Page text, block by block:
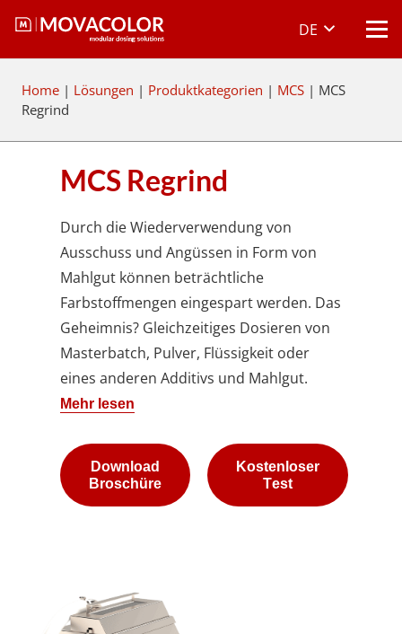
DE
Home | Lösungen | Produktkategorien | MCS | MCS
Regrind
MCS Regrind
Durch die Wiederverwendung von
Ausschuss und Angüssen in Form von
Mahlgut können beträchtliche
Farbstoffmengen eingespart werden. Das
Geheimnis? Gleichzeitiges Dosieren von
Masterbatch, Pulver, Flüssigkeit oder
eines anderen Additivs und Mahlgut.
Mehr lesen
Download
Broschüre
Kostenloser
Test